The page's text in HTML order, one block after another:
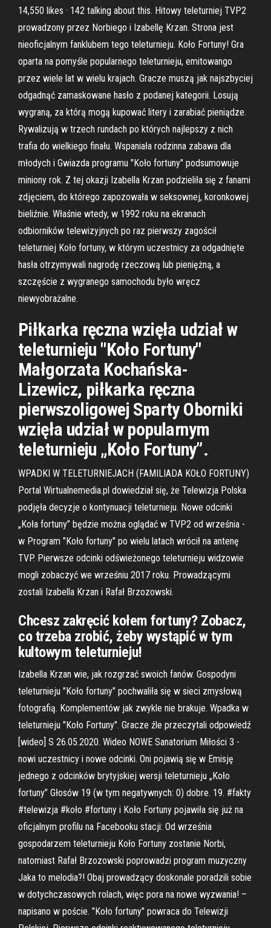
14,550 likes · 142 talking about this. Hitowy teleturniej TVP2
prowadzony przez Norbiego i Izabellę Krzan. Strona jest
nieoficjalnym fanklubem tego teleturnieju. Koło Fortuny! Gra
oparta na pomyśle popularnego teleturnieju, emitowango
przez wiele lat w wielu krajach. Gracze muszą jak najszbyciej
odgadnąć zamaskowane hasło z podanej kategorii. Losują
wygraną, za którą mogą kupować litery i zarabiać pieniądze.
Rywalizują w trzech rundach po których najlepszy z nich
trafia do wielkiego finału. Wspaniała rodzinna zabawa dla
młodych i Gwiazda programu "Koło fortuny" podsumowuje
miniony rok. Z tej okazji Izabella Krzan podzieliła się z fanami
zdjęciem, do którego zapozowała w seksownej, koronkowej
bieliźnie. Właśnie wtedy, w 1992 roku na ekranach
odbiorników telewizyjnych po raz pierwszy zagościł
teleturniej Koło fortuny, w którym uczestnicy za odgadnięte
hasła otrzymywali nagrodę rzeczową lub pieniężną, a
szczęście z wygranego samochodu było wręcz
niewyobrażalne.
Piłkarka ręczna wzięła udział w
teleturnieju "Koło Fortuny"
Małgorzata Kochańska-
Lizewicz, piłkarka ręczna
pierwszoligowej Sparty Oborniki
wzięła udział w popularnym
teleturnieju „Koło Fortuny”.
WPADKI W TELETURNIEJACH (FAMILIADA KOŁO FORTUNY)
Portal Wirtualnemedia.pl dowiedział się, że Telewizja Polska
podjęła decyzje o kontynuacji teleturnieju. Nowe odcinki
„Koła fortuny” będzie można oglądać w TVP2 od września -
w Program "Koło fortuny" po wielu latach wrócił na antenę
TVP. Pierwsze odcinki odświeżonego teleturnieju widzowie
mogli zobaczyć we wrześniu 2017 roku. Prowadzącymi
zostali Izabella Krzan i Rafał Brzozowski.
Chcesz zakręcić kołem fortuny? Zobacz,
co trzeba zrobić, żeby wystąpić w tym
kultowym teleturnieju!
Izabella Krzan wie, jak rozgrzać swoich fanów. Gospodyni
teleturnieju "Koło fortuny" pochwaliła się w sieci zmysłową
fotografią. Komplementów jak zwykle nie brakuje. Wpadka w
teleturnieju "Koło Fortuny". Gracze źle przeczytali odpowiedź
[wideo] S 26.05.2020. Wideo NOWE Sanatorium Miłości 3 -
nowi uczestnicy i nowe odcinki. Oni pojawią się w Emisję
jednego z odcinków brytyjskiej wersji teleturnieju „Koło
fortuny” Głosów 19 (w tym negatywnych: 0) dobre. 19. #fakty
#telewizja #koło #fortuny i Koło Fortuny pojawiła się już na
oficjalnym profilu na Facebooku stacji: Od września
gospodarzem teleturnieju Koło Fortuny zostanie Norbi,
natomiast Rafał Brzozowski poprowadzi program muzyczny
Jaka to melodia?! Obaj prowadzący doskonale poradzili sobie
w dotychczasowych rolach, więc pora na nowe wyzwania! –
napisano w poście. "Koło fortuny" powraca do Telewizji